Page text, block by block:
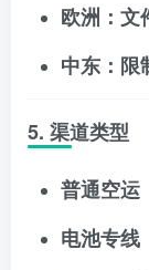
欧洲：文
中东：限
5. 渠道类型
普通空运
电池专线